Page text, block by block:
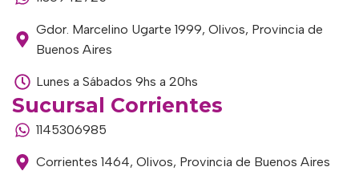
Gdor. Marcelino Ugarte 1999, Olivos, Provincia de
Buenos Aires
Lunes a Sábados 9hs a 20hs
Sucursal Corrientes
1145306985
Corrientes 1464, Olivos, Provincia de Buenos Aires